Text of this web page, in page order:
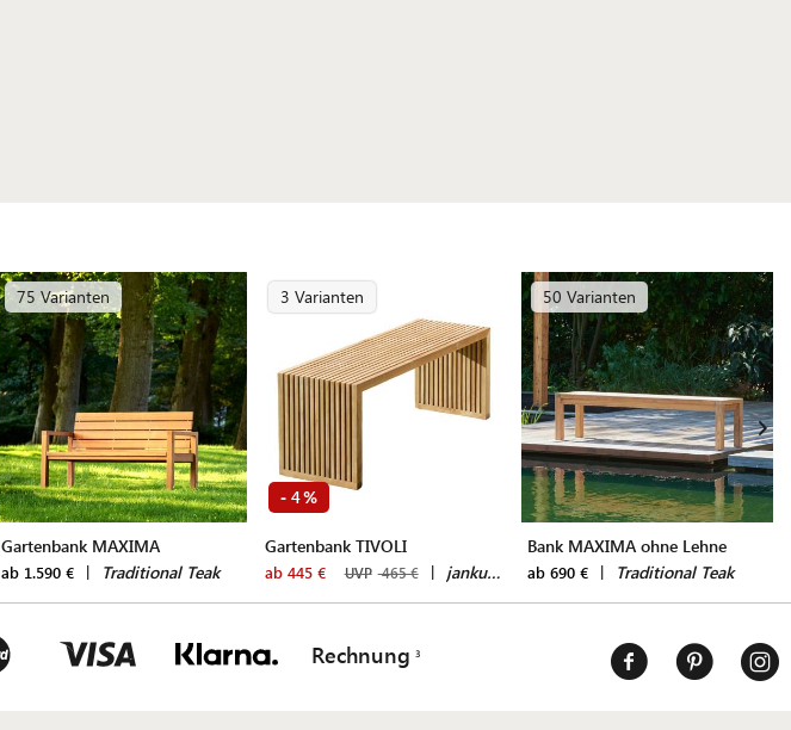
75 Varianten
Gartenbank MAXIMA
ab 1.590 € | Traditional Teak
3 Varianten
- 4%
Gartenbank TIVOLI
ab 445 € UVP 465 € | jankurtz
50 Varianten
Bank MAXIMA ohne Lehne
ab 690 € | Traditional Teak
Rechnung